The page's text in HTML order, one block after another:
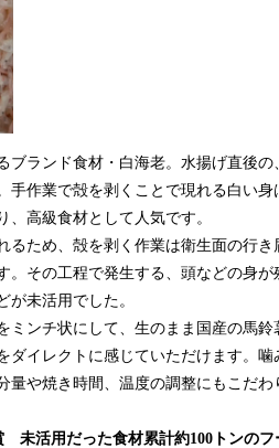
ランド食材・白海老。水揚げ直後
手作業で殻を剥くことで現れる白い
高級食材として人気です。
ため、殻を剥く作業は衛生面の行
。その工程で発生する、頭などの身
が未活用でした。
ンチ状にして、生のまま国産の馬鈴
ダイレクトに感じていただけます。
や焼き時間、温度の調整にもこだわ
未活用だった食材累計約100トンのフ